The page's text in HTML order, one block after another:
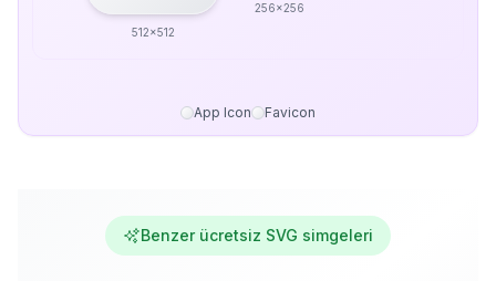
512x512
256x256
App Icon Favicon
Benzer ücretsiz SVG simgeleri